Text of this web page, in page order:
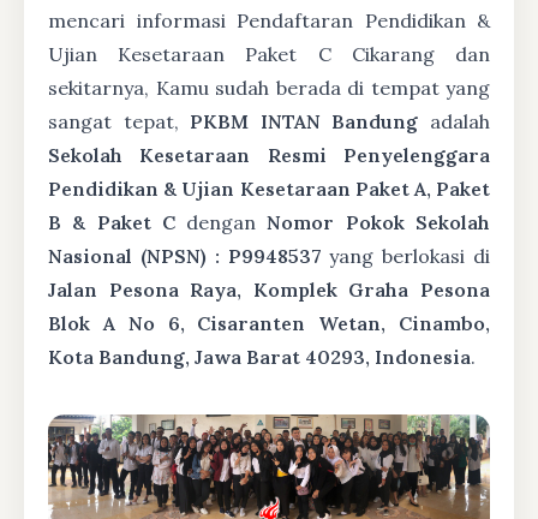
mencari informasi Pendaftaran Pendidikan &
Ujian Kesetaraan Paket C Cikarang dan
sekitarnya, Kamu sudah berada di tempat yang
sangat tepat, PKBM INTAN Bandung adalah
Sekolah Kesetaraan Resmi Penyelenggara
Pendidikan & Ujian Kesetaraan Paket A, Paket
B & Paket CdenganNomor Pokok Sekolah
Nasional (NPSN) : P9948537 yang berlokasi di
Jalan Pesona Raya, Komplek Graha Pesona
Blok A No 6, Cisaranten Wetan, Cinambo,
Kota Bandung, Jawa Barat 40293, Indonesia.